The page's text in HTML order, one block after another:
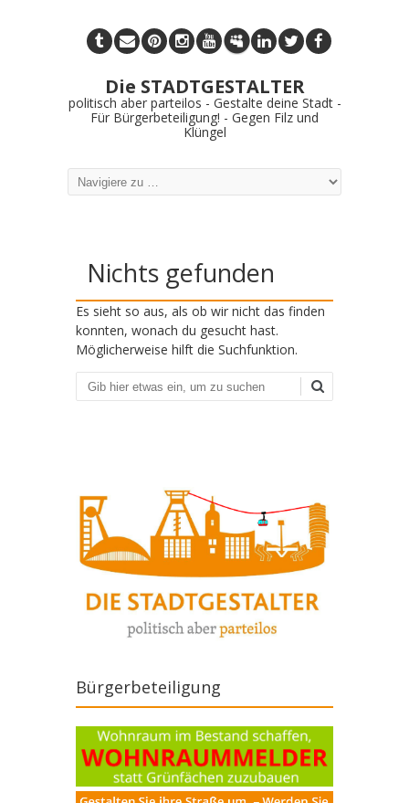
Die STADTGESTALTER
politisch aber parteilos - Gestalte deine Stadt -
Für Bürgerbeteiligung! - Gegen Filz und
Klüngel
Nichts gefunden
Es sieht so aus, als ob wir nicht das finden
konnten, wonach du gesucht hast.
Möglicherweise hilft die Suchfunktion.
Suchen
Bürgerbeteiligung